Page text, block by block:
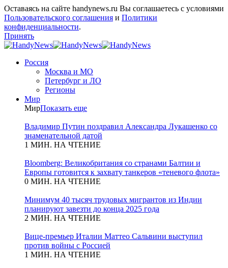
Оставаясь на сайте handynews.ru Вы соглашаетесь с условиями
Пользовательского соглашения и Политики
конфиденциальности.
Принять
Россия
Москва и МО
Петербург и ЛО
Регионы
Мир
МирПоказать еще
Владимир Путин поздравил Александра Лукашенко со
знаменательной датой
1 МИН. НА ЧТЕНИЕ
Bloomberg: Великобритания со странами Балтии и
Европы готовится к захвату танкеров «теневого флота»
0 МИН. НА ЧТЕНИЕ
Минимум 40 тысяч трудовых мигрантов из Индии
планируют завезти до конца 2025 года
2 МИН. НА ЧТЕНИЕ
Вице-премьер Италии Маттео Сальвини выступил
против войны с Россией
1 МИН. НА ЧТЕНИЕ